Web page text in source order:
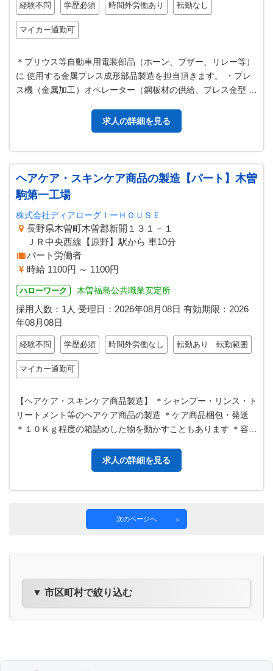
経験不問 学歴必須 時間外労働あり 転勤なし
マイカー通勤可
＊プリウス等自動車用電装部品（ホーン、ブザー、リレー等）
に 使用する金属プレス成形部品製造を担当頂きます。 ・プレ
ス機（金属加工）オペレーター（鋼板材の供給、プレス金型 の
求人の詳細を見る
ヘアケア・スキンケア商品の製造【パート】木曽
駒第一工場
株式会社ディアローグＩーＨＯＵＳＥ
長野県木曽町木曽郡新開１３１－１
ＪＲ中央西線【原野】駅から 車10分
パート労働者
時給 1100円 ～ 1100円
ハローワーク 木曽福島公共職業安定所
採用人数：1人 受理日： 2026年08月08日 有効期限： 2026
年08月08日
経験不問 学歴必須 時間外労働なし 転勤あり 転勤範囲
マイカー通勤可
【ヘアケア・スキンケア商品製造】 ＊シャンプー・リンス・ト
リートメント等のヘアケア商品の製造 ＊ケア商品梱包・発送
＊１０Ｋｇ程度の箱詰めした物を動かすこともあります ＊容器
求人の詳細を見る
次のページへ
▼ 市区町村で絞り込む